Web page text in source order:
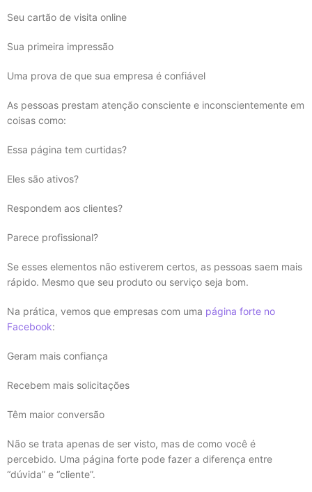
Seu cartão de visita online
Sua primeira impressão
Uma prova de que sua empresa é confiável
As pessoas prestam atenção consciente e inconscientemente em
coisas como:
Essa página tem curtidas?
Eles são ativos?
Respondem aos clientes?
Parece profissional?
Se esses elementos não estiverem certos, as pessoas saem mais
rápido. Mesmo que seu produto ou serviço seja bom.
Na prática, vemos que empresas com uma página forte no
Facebook:
Geram mais confiança
Recebem mais solicitações
Têm maior conversão
Não se trata apenas de ser visto, mas de como você é
percebido. Uma página forte pode fazer a diferença entre
“dúvida” e “cliente”.